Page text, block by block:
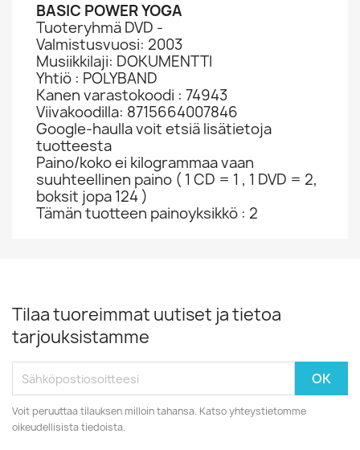
BASIC POWER YOGA
Tuoteryhmä DVD -
Valmistusvuosi: 2003
Musiikkilaji: DOKUMENTTI
Yhtiö : POLYBAND
Kanen varastokoodi : 74943
Viivakoodilla: 8715664007846
Google-haulla voit etsiä lisätietoja
tuotteesta
Paino/koko ei kilogrammaa vaan
suuhteellinen paino ( 1 CD = 1 , 1 DVD = 2,
boksit jopa 124 )
Tämän tuotteen painoyksikkö : 2
Tilaa tuoreimmat uutiset ja tietoa
tarjouksistamme
Voit peruuttaa tilauksen milloin tahansa. Katso yhteystietomme
oikeudellisista tiedoista.